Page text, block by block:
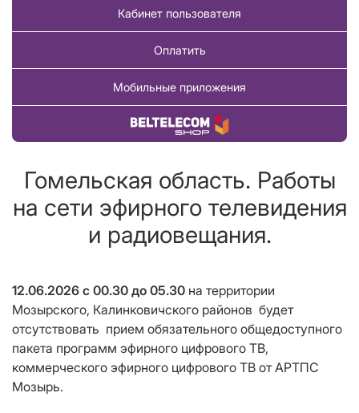
Кабинет пользователя
Оплатить
Мобильные приложения
Купить товар
Гомельская область. Работы
на сети эфирного телевидения
и радиовещания.
12.06.2026 с 00.30 до 05.30 на территории
Мозырского, Калинковичского районов будет
отсутствовать прием обязательного общедоступного
пакета программ эфирного цифрового ТВ,
коммерческого эфирного цифрового ТВ от АРТПС
Мозырь.